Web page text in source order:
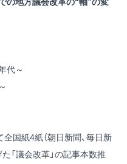
の地方議会改革の“軸”の変
代～
国紙4紙（朝日新聞、毎日新
「議会改革」の記事本数推